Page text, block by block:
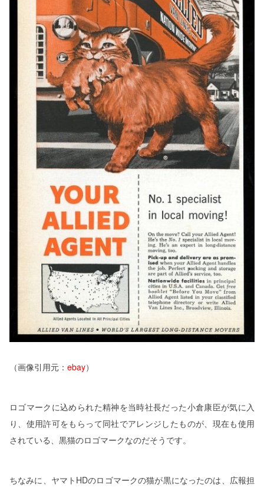
（画像引用元： ebay）
ロゴマークに込められた精神を当時社長だった小倉康臣が気に入
り、使用許可をもらって同社でアレンジしたものが、現在も使用
されている、黒猫のロゴマークなのだそうです。
ちなみに、ヤマトHDのロゴマークの猫が黒になったのは、広報担